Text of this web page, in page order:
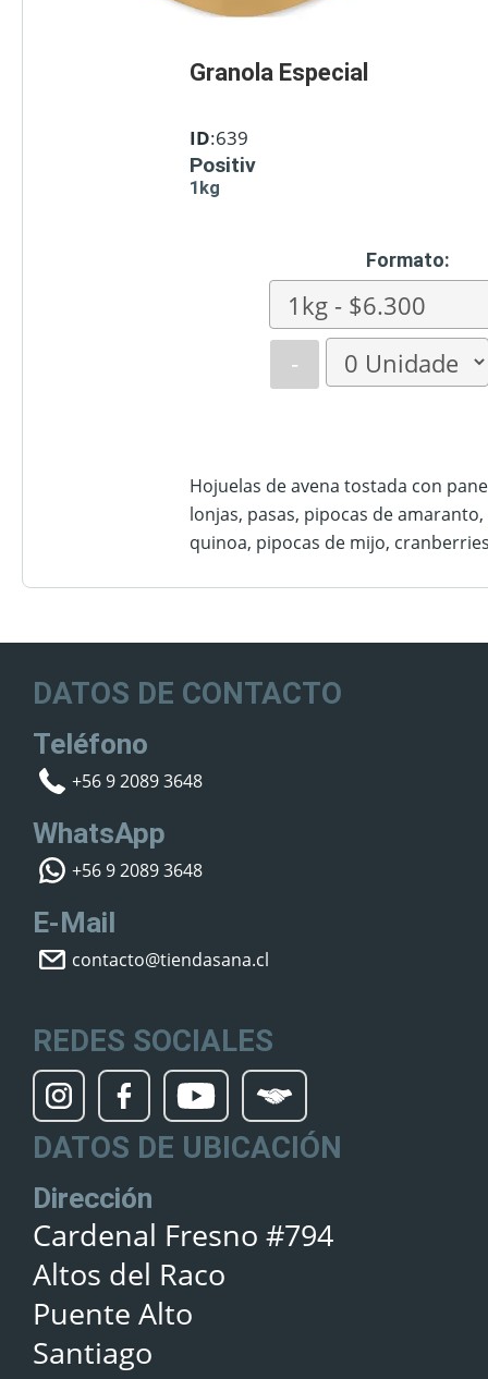
Granola Especial
ID:639
Positiv
1kg
Formato:
-
Hojuelas de avena tostada con
lonjas, pasas, pipocas de
quinoa, pipocas de mijo,
DATOS DE CONTACTO
Teléfono
+56 9 2089 3648
WhatsApp
+56 9 2089 3648
E-Mail
contacto@tiendasana.cl
REDES SOCIALES
DATOS DE UBICACIÓN
Dirección
Cardenal Fresno #794
Altos del Raco
Puente Alto
Santiago